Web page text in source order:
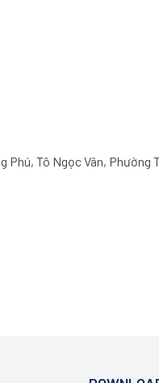
Phú, Tô Ngọc Vân, Phường